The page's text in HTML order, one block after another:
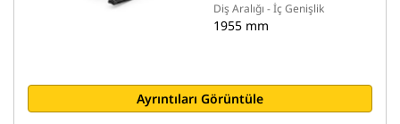
Diş Aralığı - İç Genişlik
1955 mm
Ayrıntıları Görüntüle